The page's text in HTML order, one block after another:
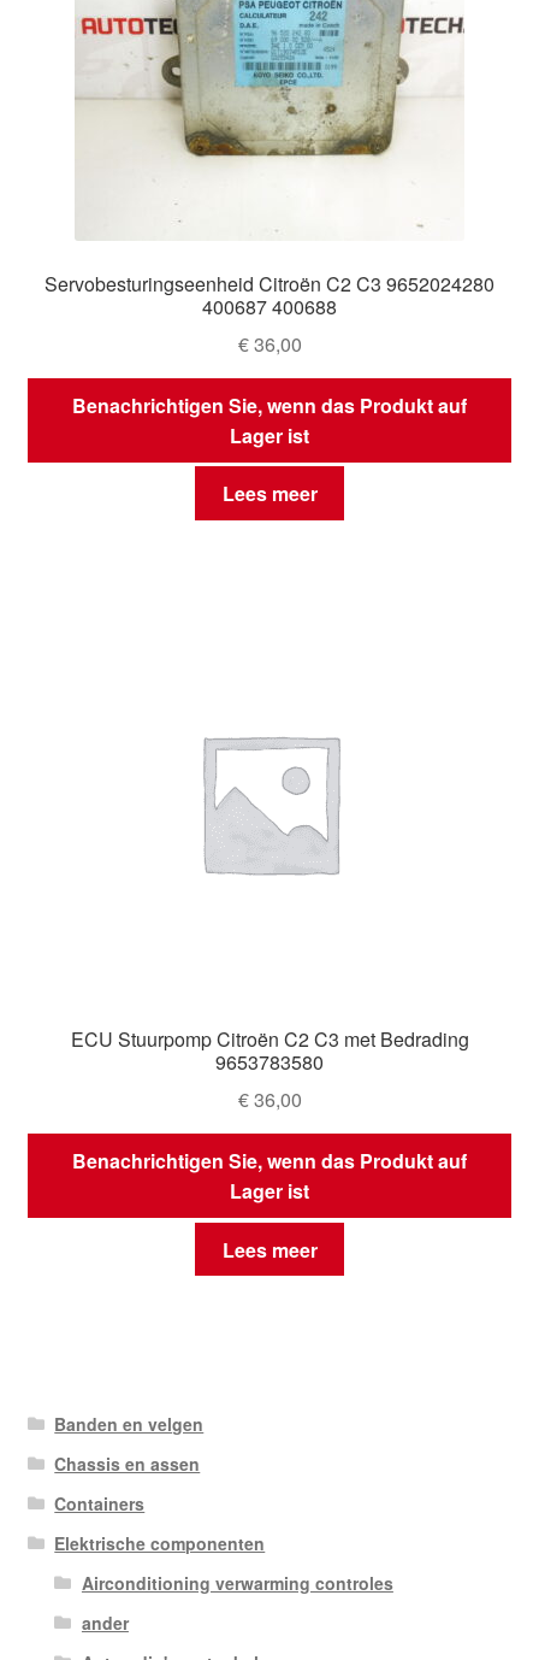
Servobesturingseenheid Citroën C2 C3 9652024280
400687 400688
€36,00
Benachrichtigen Sie, wenn das Produkt auf
Lager ist
Lees meer
ECU Stuurpomp Citroën C2 C3 met Bedrading
9653783580
€36,00
Benachrichtigen Sie, wenn das Produkt auf
Lager ist
Lees meer
Banden en velgen
Chassis en assen
Containers
Elektrische componenten
Airconditioning verwarming controles
ander